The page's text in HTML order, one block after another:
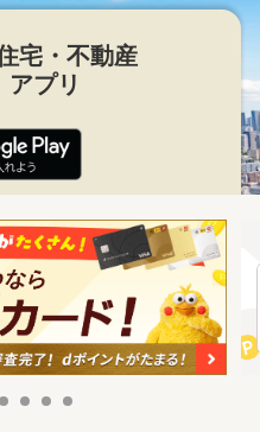
宅・不動産
アプリ